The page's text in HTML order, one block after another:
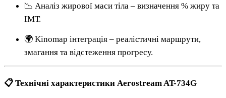
📉 Аналіз жирової маси тіла – визначення % жиру та
ІМТ.
🌍 Kinomap інтеграція – реалістичні маршрути,
змагання та відстеження прогресу.
📋 Технічні характеристики Aerostream AT-734G